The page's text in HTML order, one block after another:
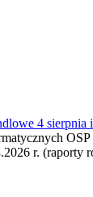
4 sierpnia
r.